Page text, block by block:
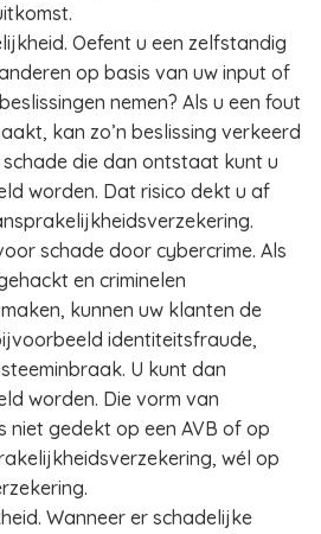
Oefent u een zelfstandig
op basis van uw input of
nemen? Als u een fout
kan zo’n beslissing verkeerd
die dan ontstaat kunt u
worden. Dat risico dekt u af
schade door cybercrime. Als
en criminelen
kunnen uw klanten de
identiteitsfraude,
U kunt dan
worden. Die vorm van
niet gedekt op een AVB of op
wél op
Wanneer er schadelijke